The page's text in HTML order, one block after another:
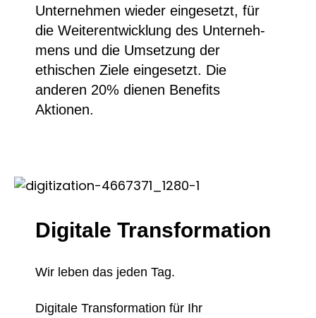
Unternehmen wieder eingesetzt, für
die Weiterentwicklung des Unterneh­
mens und die Umsetzung der
ethischen Ziele eingesetzt. Die
anderen 20% dienen Benefits
Aktionen.
Digitale Transformation
Wir leben das jeden Tag.
Digitale Transformation für Ihr